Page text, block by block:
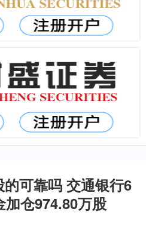
可靠吗 交通银行6
加仓974.80万股